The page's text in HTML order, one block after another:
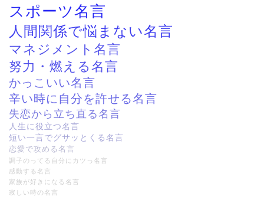
スポーツ名言
人間関係で悩まない名言
マネジメント名言
努力・燃える名言
かっこいい名言
辛い時に自分を許せる名言
失恋から立ち直る名言
人生に役立つ名言
短い一言でグサッとくる名言
恋愛で攻める名言
調子のってる自分にカツっ名言
感動する名言
家族が好きになる名言
寂しい時の名言